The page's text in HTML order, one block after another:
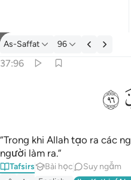
Tafsir: As-Saffat 37:96
As-Saffat 96
37:96
وَٱللَّهُ خَلَقَكُمْ وَمَا تَعْمَلُونَ ٩٦ﲨ
“Trong khi Allah tạo ra các
người làm ra.”
Tafsirs Bài học Suy ngẫm